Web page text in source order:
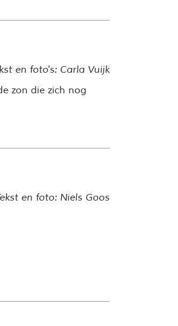
en foto's: Carla Vuijk
zon die zich nog
en foto: Niels Goos